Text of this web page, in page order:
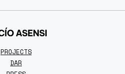
PROJECTS
DAR